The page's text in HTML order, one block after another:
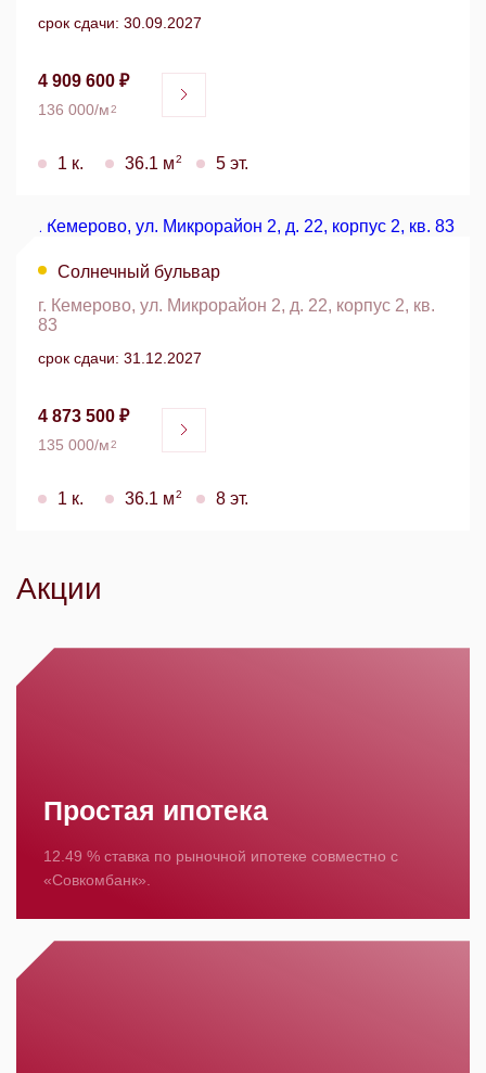
срок сдачи: 30.09.2027
4 909 600 ₽
136 000/м2
1 к. 36.1 м2 5 эт.
Солнечный бульвар
г. Кемерово, ул. Микрорайон 2, д. 22, корпус 2, кв.
83
срок сдачи: 31.12.2027
4 873 500 ₽
135 000/м2
1 к. 36.1 м2 8 эт.
Акции
Простая ипотека
12.49 % ставка по рыночной ипотеке совместно с
«Совкомбанк».